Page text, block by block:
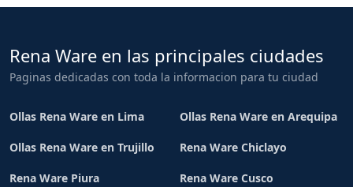
Rena Ware en las principales ciudades
Paginas dedicadas con toda la informacion para tu ciudad
Ollas Rena Ware en Lima Ollas Rena Ware en Arequipa
Ollas Rena Ware en Trujillo Rena Ware Chiclayo
Rena Ware Piura Rena Ware Cusco